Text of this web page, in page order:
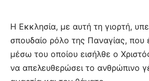
Η Εκκλησία, με αυτή τη γιορτή,
σπουδαίο ρόλο της Παναγίας, που
μέσω του οποίου εισήλθε ο
να απελευθερώσει το ανθρώπινο